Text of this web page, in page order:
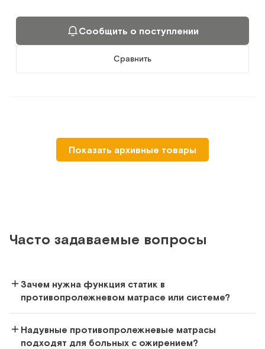
Сообщить о поступлении
Сравнить
Показать архивные товары
Часто задаваемые вопросы
Зачем нужна функция статик в
противопролежневом матрасе или системе?
Надувные противопролежневые матрасы
подходят для больных с ожирением?